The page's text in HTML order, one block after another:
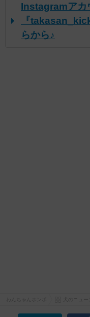
Instagramアカ
『
らから♪